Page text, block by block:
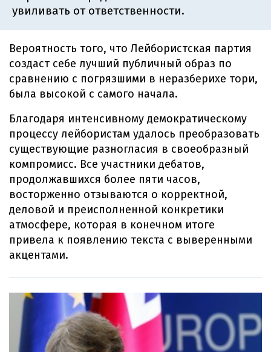
увиливать от ответственности.
Вероятность того, что Лейбористская партия
создаст себе лучший публичный образ по
сравнению с погрязшими в неразберихе тори,
была высокой с самого начала.
Благодаря интенсивному демократическому
процессу лейбористам удалось преобразовать
существующие разногласия в своеобразный
компромисс. Все участники дебатов,
продолжавшихся более пяти часов,
восторженно отзываются о корректной,
деловой и преисполненной конкретики
атмосфере, которая в конечном итоге
привела к появлению текста с выверенными
акцентами.